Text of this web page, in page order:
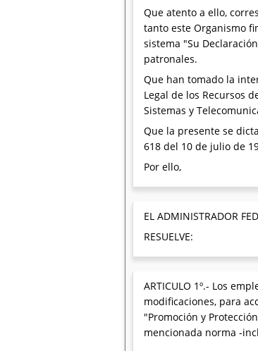
Que atento a ello,
tanto este Organismo
sistema "Su
patronales.
Que han tomado la
Legal de los Recursos
Sistemas y
Que la presente se
618 del 10 de julio de
Por ello,
EL ADMINISTRADOR
RESUELVE:
ARTICULO 1º.- Los
modificaciones, para
"Promoción y
mencionada norma -